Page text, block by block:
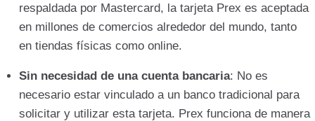
respaldada por Mastercard, la tarjeta Prex es aceptada
en millones de comercios alrededor del mundo, tanto
en tiendas físicas como online.
Sin necesidad de una cuenta bancaria: No es
necesario estar vinculado a un banco tradicional para
solicitar y utilizar esta tarjeta. Prex funciona de manera